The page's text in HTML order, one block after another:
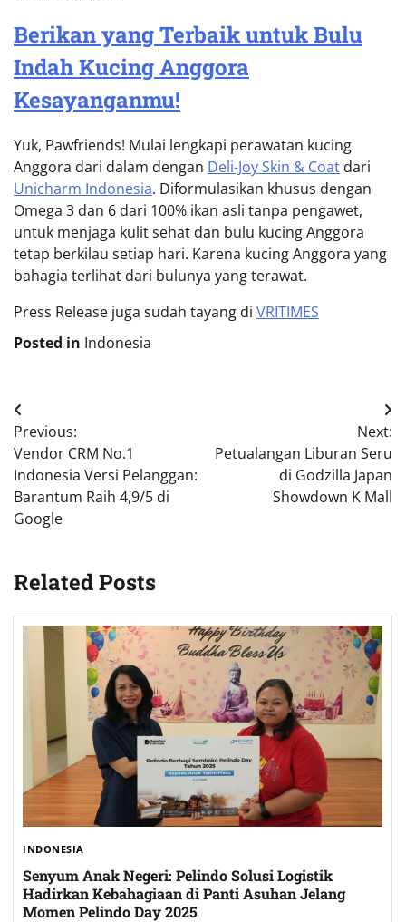
Berikan yang Terbaik untuk Bulu
Indah Kucing Anggora
Kesayanganmu!
Yuk, Pawfriends! Mulai lengkapi perawatan kucing
Anggora dari dalam dengan Deli-Joy Skin & Coat dari
Unicharm Indonesia. Diformulasikan khusus dengan
Omega 3 dan 6 dari 100% ikan asli tanpa pengawet,
untuk menjaga kulit sehat dan bulu kucing Anggora
tetap berkilau setiap hari. Karena kucing Anggora yang
bahagia terlihat dari bulunya yang terawat.
Press Release juga sudah tayang di VRITIMES
Posted in Indonesia
Post
navigation
Previous:
Vendor CRM No.1
Indonesia Versi Pelanggan:
Barantum Raih 4,9/5 di
Google
Next:
Petualangan Liburan Seru
di Godzilla Japan
Showdown K Mall
Related Posts
INDONESIA
Senyum Anak Negeri: Pelindo Solusi Logistik
Hadirkan Kebahagiaan di Panti Asuhan Jelang
Momen Pelindo Day 2025